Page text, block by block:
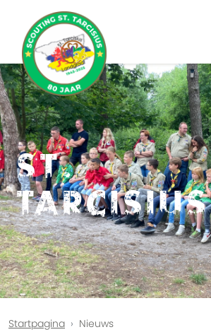
St.
Tarcisius
Startpagina Nieuws